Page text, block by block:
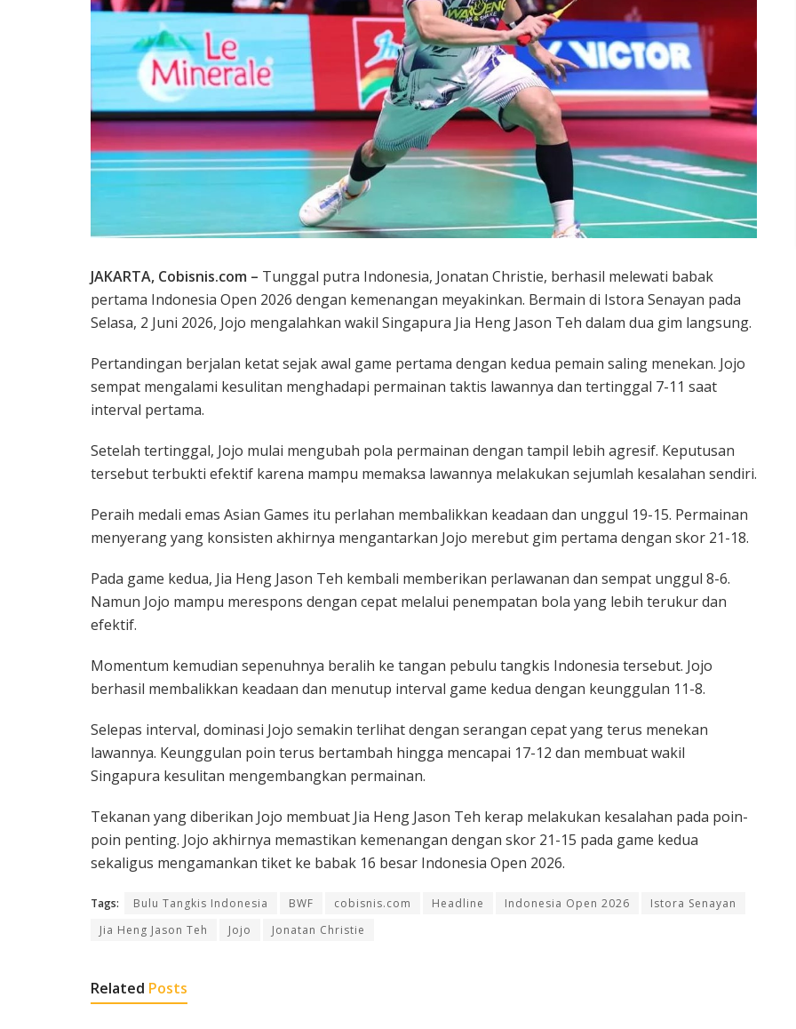
JAKARTA, Cobisnis.com – Tunggal putra Indonesia, Jonatan Christie, berhasil melewati babak
pertama Indonesia Open 2026 dengan kemenangan meyakinkan. Bermain di Istora Senayan pada
Selasa, 2 Juni 2026, Jojo mengalahkan wakil Singapura Jia Heng Jason Teh dalam dua gim langsung.
Pertandingan berjalan ketat sejak awal game pertama dengan kedua pemain saling menekan. Jojo
sempat mengalami kesulitan menghadapi permainan taktis lawannya dan tertinggal 7-11 saat
interval pertama.
Setelah tertinggal, Jojo mulai mengubah pola permainan dengan tampil lebih agresif. Keputusan
tersebut terbukti efektif karena mampu memaksa lawannya melakukan sejumlah kesalahan sendiri.
Peraih medali emas Asian Games itu perlahan membalikkan keadaan dan unggul 19-15. Permainan
menyerang yang konsisten akhirnya mengantarkan Jojo merebut gim pertama dengan skor 21-18.
Pada game kedua, Jia Heng Jason Teh kembali memberikan perlawanan dan sempat unggul 8-6.
Namun Jojo mampu merespons dengan cepat melalui penempatan bola yang lebih terukur dan
efektif.
Momentum kemudian sepenuhnya beralih ke tangan pebulu tangkis Indonesia tersebut. Jojo
berhasil membalikkan keadaan dan menutup interval game kedua dengan keunggulan 11-8.
Selepas interval, dominasi Jojo semakin terlihat dengan serangan cepat yang terus menekan
lawannya. Keunggulan poin terus bertambah hingga mencapai 17-12 dan membuat wakil
Singapura kesulitan mengembangkan permainan.
Tekanan yang diberikan Jojo membuat Jia Heng Jason Teh kerap melakukan kesalahan pada poin-
poin penting. Jojo akhirnya memastikan kemenangan dengan skor 21-15 pada game kedua
sekaligus mengamankan tiket ke babak 16 besar Indonesia Open 2026.
Tags: Bulu Tangkis Indonesia BWF cobisnis.com Headline Indonesia Open 2026
Istora Senayan
Jia Heng Jason Teh
Jojo Jonatan Christie
Related Posts